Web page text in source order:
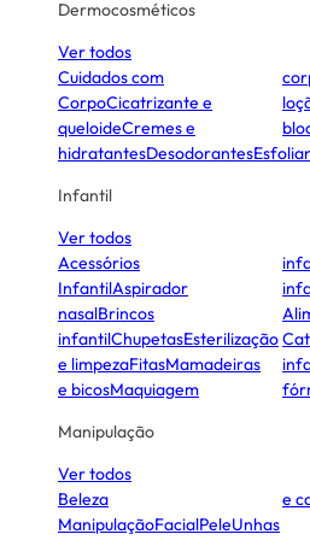
Dermocosméticos
Ver todos
Cuidados com
CorpoCicatrizante e
queloideCremes e
hidratantesDesodorantes
Infantil
Ver todos
Acessórios
InfantilAspirador
nasalBrincos
infantilChupetasEsterilização
e limpezaFitasMamadeiras
e bicosMaquiagem
Cat
Manipulação
Ver todos
Beleza
ManipulaçãoFacialPeleUnhas
e